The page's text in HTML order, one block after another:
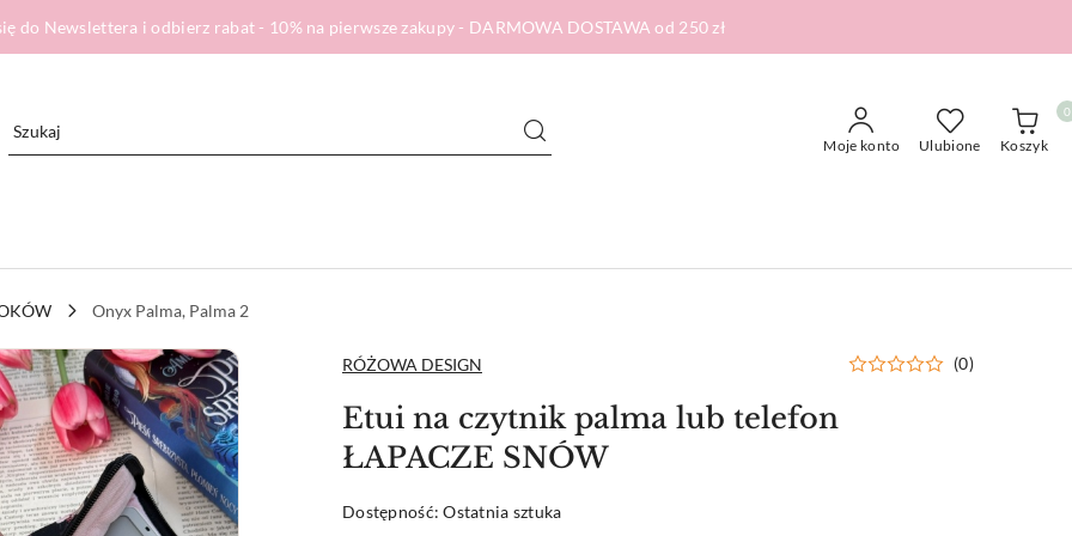
do Newslettera i odbierz rabat - 10% na pierwsze zakupy - DARMOWA DOSTAWA od 250 zł
Moje konto Ulubione Koszyk
0
Onyx Palma, Palma 2
NAZWA
PRODUCENTA:
RÓŻOWA DESIGN (0)
Etui na czytnik palma lub telefon
ŁAPACZE SNÓW
Dostępność:Ostatnia sztuka